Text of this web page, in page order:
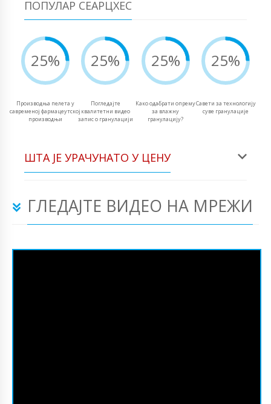
ПОПУЛАР СЕАРЦХЕС
25%
Производња пелета у
савременој фармацеутској
производњи
25%
Погледајте
квалитетни видео
запис о гранулацији
25%
Како одабрати опрему
за влажну
гранулацију?
25%
Савети за технологију
суве гранулације
ШТА ЈЕ УРАЧУНАТО У ЦЕНУ
ГЛЕДАЈТЕ ВИДЕО НА МРЕЖИ